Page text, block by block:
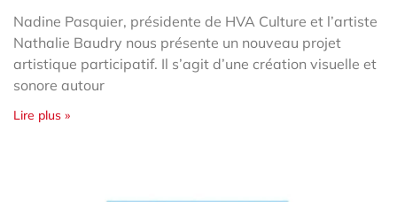
Nadine Pasquier, présidente de HVA Culture et l’artiste
Nathalie Baudry nous présente un nouveau projet
artistique participatif. Il s’agit d’une création visuelle et
sonore autour
Lire plus »